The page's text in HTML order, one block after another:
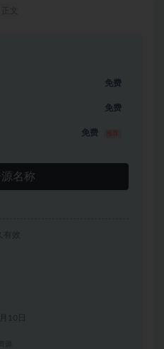
免费
免费
免费
名称
有效
10日
源